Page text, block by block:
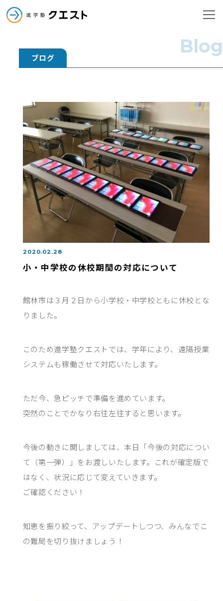
進学塾クエスト メニュー
進学塾クエスト
小学部
中学部
高校部
ブログ
Blog
2020.02.28
小・中学校の休校期間の対応について
館林市は３月２日から小学校・中学校ともに休校とな
りました。
このため進学塾クエストでは、学年により、遠隔授業
システムも稼働させて対応いたします。
ただ今、急ピッチで準備を進めています。
突然のことでかなり右往左往すると思います。
今後の動きに関しましては、本日「今後の対応につい
て（第一弾）」をお渡しいたします。これが確定版で
はなく、状況に応じて変えていきます。
ご確認ください！
知恵を振り絞って、アップデートしつつ、みんなでこ
の難局を切り抜けましょう！